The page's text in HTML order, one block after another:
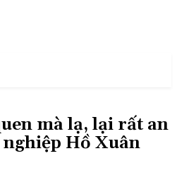
mà lạ, lại rất an
Hồ Xuân